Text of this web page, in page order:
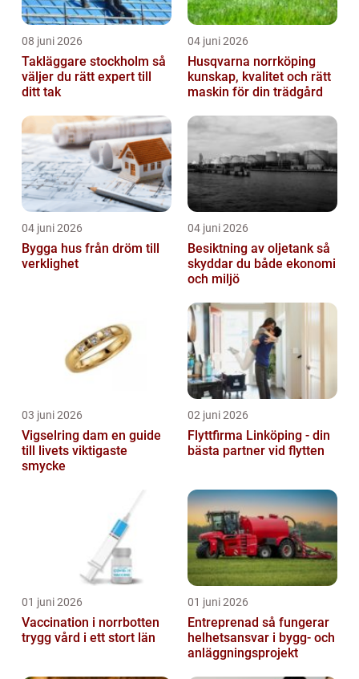
08 juni 2026
Takläggare stockholm så
väljer du rätt expert till
ditt tak
04 juni 2026
Husqvarna norrköping
kunskap, kvalitet och rätt
maskin för din trädgård
04 juni 2026
Bygga hus från dröm till
verklighet
04 juni 2026
Besiktning av oljetank så
skyddar du både ekonomi
och miljö
03 juni 2026
Vigselring dam en guide
till livets viktigaste
smycke
02 juni 2026
Flyttfirma Linköping - din
bästa partner vid flytten
01 juni 2026
Vaccination i norrbotten
trygg vård i ett stort län
01 juni 2026
Entreprenad så fungerar
helhetsansvar i bygg- och
anläggningsprojekt